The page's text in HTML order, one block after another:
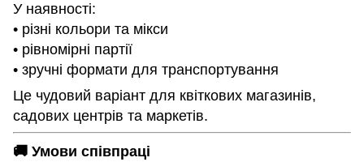
У наявності:
• різні кольори та мікси
• рівномірні партії
• зручні формати для транспортування
Це чудовий варіант для квіткових магазинів,
садових центрів та маркетів.
🚚 Умови співпраці